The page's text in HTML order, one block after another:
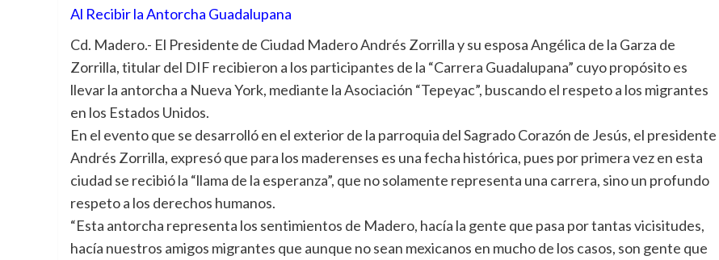
Al Recibir la Antorcha Guadalupana
Cd. Madero.- El Presidente de Ciudad Madero Andrés Zorrilla y su esposa Angélica de la Garza de
Zorrilla, titular del DIF recibieron a los participantes de la “Carrera Guadalupana” cuyo propósito es
llevar la antorcha a Nueva York, mediante la Asociación “Tepeyac”, buscando el respeto a los migrantes
en los Estados Unidos.
En el evento que se desarrolló en el exterior de la parroquia del Sagrado Corazón de Jesús, el presidente
Andrés Zorrilla, expresó que para los maderenses es una fecha histórica, pues por primera vez en esta
ciudad se recibió la “llama de la esperanza”, que no solamente representa una carrera, sino un profundo
respeto a los derechos humanos.
“Esta antorcha representa los sentimientos de Madero, hacía la gente que pasa por tantas vicisitudes,
hacía nuestros amigos migrantes que aunque no sean mexicanos en mucho de los casos, son gente que